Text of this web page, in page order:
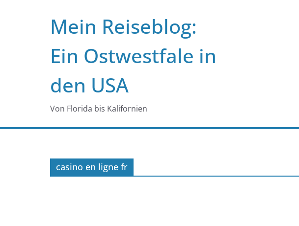
Mein Reiseblog:
Ein Ostwestfale in
den USA
Von Florida bis Kalifornien
casino en ligne fr